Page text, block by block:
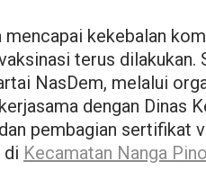
kekebalan
terus dilakukan.
NasDem, melalui
dengan Dinas
pembagian sertifikat
di Kecamatan Nanga